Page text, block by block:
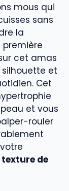
mous qui
sans
la
cet amas
et
Cet
et vous
rouler
de